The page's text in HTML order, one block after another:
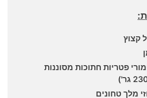
פטריות חתוכות מסוננות